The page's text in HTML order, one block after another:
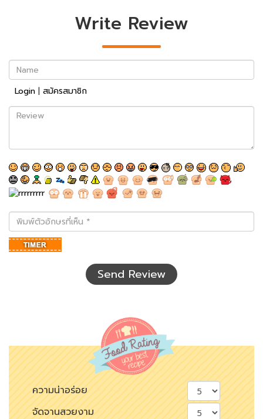
Write Review
Name
Login | สมัครสมาชิก
Review
พิมพ์
ตัว
อักษร
ที่
Send Review
ความน่าอร่อย
จัดจานสวยงาม